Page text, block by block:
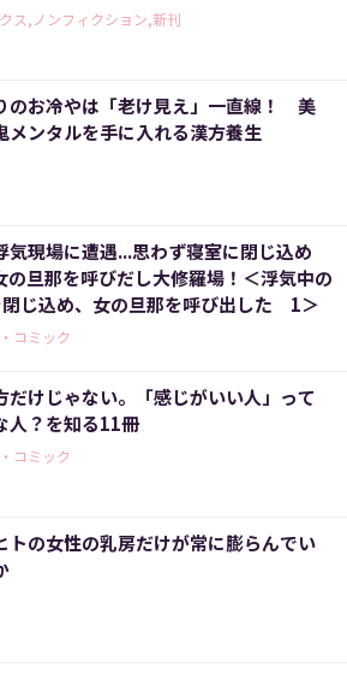
ス,ノンフィクション,新刊
のお冷やは「老け見え」一直線！ 美
メンタルを手に入れる漢方養生
気現場に遭遇...思わず寝室に閉じ込め
の旦那を呼びだし大修羅場！＜浮気中の
じ込め、女の旦那を呼び出した 1＞
コミック
だけじゃない。「感じがいい人」って
人？を知る11冊
コミック
トの女性の乳房だけが常に膨らんでい